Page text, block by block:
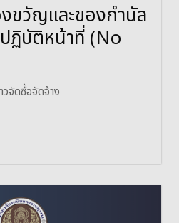
งขวัญและของกำนัล
ฏิบัติหน้าที่ (No
วจัดซื้อจัดจ้าง